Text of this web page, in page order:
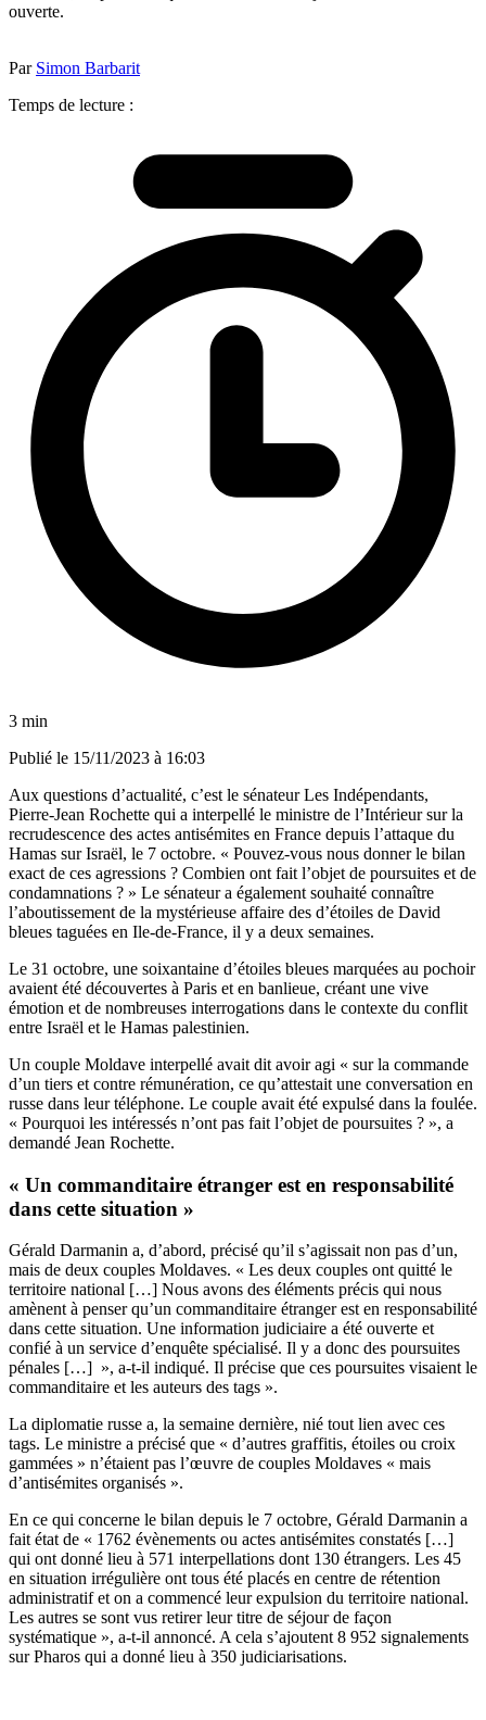
ouverte.
Par Simon Barbarit
Temps de lecture :
3 min
Publié le 15/11/2023 à 16:03
Aux questions d’actualité, c’est le sénateur Les Indépendants,
Pierre-Jean Rochette qui a interpellé le ministre de l’Intérieur sur la
recrudescence des actes antisémites en France depuis l’attaque du
Hamas sur Israël, le 7 octobre. « Pouvez-vous nous donner le bilan
exact de ces agressions ? Combien ont fait l’objet de poursuites et de
condamnations ? » Le sénateur a également souhaité connaître
l’aboutissement de la mystérieuse affaire des d’étoiles de David
bleues taguées en Ile-de-France, il y a deux semaines.
Le 31 octobre, une soixantaine d’étoiles bleues marquées au pochoir
avaient été découvertes à Paris et en banlieue, créant une vive
émotion et de nombreuses interrogations dans le contexte du conflit
entre Israël et le Hamas palestinien.
Un couple Moldave interpellé avait dit avoir agi « sur la commande
d’un tiers et contre rémunération, ce qu’attestait une conversation en
russe dans leur téléphone. Le couple avait été expulsé dans la foulée.
« Pourquoi les intéressés n’ont pas fait l’objet de poursuites ? », a
demandé Jean Rochette.
« Un commanditaire étranger est en responsabilité
dans cette situation »
Gérald Darmanin a, d’abord, précisé qu’il s’agissait non pas d’un,
mais de deux couples Moldaves. « Les deux couples ont quitté le
territoire national […] Nous avons des éléments précis qui nous
amènent à penser qu’un commanditaire étranger est en responsabilité
dans cette situation. Une information judiciaire a été ouverte et
confié à un service d’enquête spécialisé. Il y a donc des poursuites
pénales […] », a-t-il indiqué. Il précise que ces poursuites visaient le
commanditaire et les auteurs des tags ».
La diplomatie russe a, la semaine dernière, nié tout lien avec ces
tags. Le ministre a précisé que « d’autres graffitis, étoiles ou croix
gammées » n’étaient pas l’œuvre de couples Moldaves « mais
d’antisémites organisés ».
En ce qui concerne le bilan depuis le 7 octobre, Gérald Darmanin a
fait état de « 1762 évènements ou actes antisémites constatés […]
qui ont donné lieu à 571 interpellations dont 130 étrangers. Les 45
en situation irrégulière ont tous été placés en centre de rétention
administratif et on a commencé leur expulsion du territoire national.
Les autres se sont vus retirer leur titre de séjour de façon
systématique », a-t-il annoncé. A cela s’ajoutent 8 952 signalements
sur Pharos qui a donné lieu à 350 judiciarisations.